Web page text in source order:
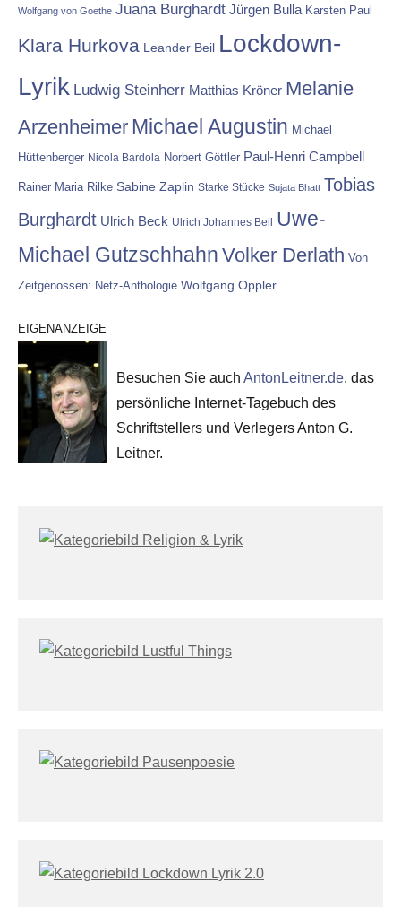
Wolfgang von Goethe Juana Burghardt Jürgen Bulla Karsten Paul
Klara Hurkova Leander Beil Lockdown-
Lyrik Ludwig Steinherr Matthias Kröner Melanie
Arzenheimer Michael Augustin Michael
Hüttenberger Nicola Bardola Norbert Göttler Paul-Henri Campbell
Rainer Maria Rilke Sabine Zaplin Starke Stücke Sujata Bhatt Tobias
Burghardt Ulrich Beck Ulrich Johannes Beil
Uwe-
Michael Gutzschhahn Volker Derlath Von
Zeitgenossen: Netz-Anthologie Wolfgang Oppler
EIGENANZEIGE
Besuchen Sie auch AntonLeitner.de, das
persönliche Internet-Tagebuch des
Schriftstellers und Verlegers Anton G.
Leitner.